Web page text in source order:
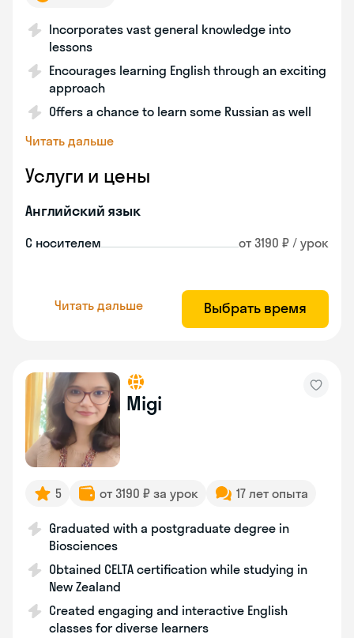
Incorporates vast general knowledge into
lessons
Encourages learning English through an exciting
approach
Offers a chance to learn some Russian as well
Читать дальше
Услуги и цены
Английский язык
С носителем от 3190 ₽ / урок
Читать дальше Выбрать время
Migi
5 от 3190 ₽ за урок 17 лет опыта
Graduated with a postgraduate degree in
Biosciences
Obtained CELTA certification while studying in
New Zealand
Created engaging and interactive English
classes for diverse learners